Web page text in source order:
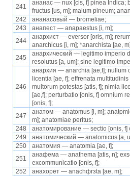
241
ананас — nux [cis, f] pinea Indica;
fructus [us, m]; malum pineum;
242
ананасовый — bromeliae;
243
анапест — anapaestus [i, m];
244
анархист — eversor [oris, m];
anarchicus [i, m]; *anarchista [ae,
245
анархический — legitimo imperio
resolutus [a, um]; sine legitimo
246
анархия — anarchia [ae,f]; nullum
licentia [ae, f]; effrenata
multorum potestas [atis, f]; nimia
[ae,f]; perturbatio [onis, f] omnium
[onis, f];
247
анатом — anatomus [i, m];
m]; anatomiae peritus;
248
анатомирование — sectio [onis, f]
249
анатомический — anatomicus [a,
250
анатомия — anatomia [ae, f];
251
анафема — anathema [atis, n];
excommunicatio [onis, f];
252
анахорет — anachфrзta [ae, m];